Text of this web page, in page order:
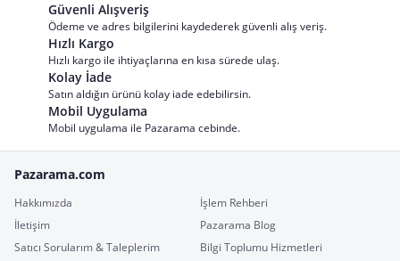
Güvenli Alışveriş
Ödeme ve adres bilgilerini kaydederek güvenli alış veriş.
Hızlı Kargo
Hızlı kargo ile ihtiyaçlarına en kısa sürede ulaş.
Kolay İade
Satın aldığın ürünü kolay iade edebilirsin.
Mobil Uygulama
Mobil uygulama ile Pazarama cebinde.
Pazarama.com
Hakkımızda
İşlem Rehberi
İletişim
Pazarama Blog
Satıcı Sorularım & Taleplerim
Bilgi Toplumu Hizmetleri